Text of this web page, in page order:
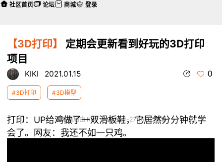
【3D打印】
定期会更新看到好玩的3D打印
项目
KIKI 2021.01.15 0
#3D打印 #3D模型
本帖最后由 KIKI 于 2021-1-27 15:32 编辑
打印：UP给鸡做了一双滑板鞋，它居然分分钟就学
会了。网友：我还不如一只鸡。
社区首页 论坛 商城 登录